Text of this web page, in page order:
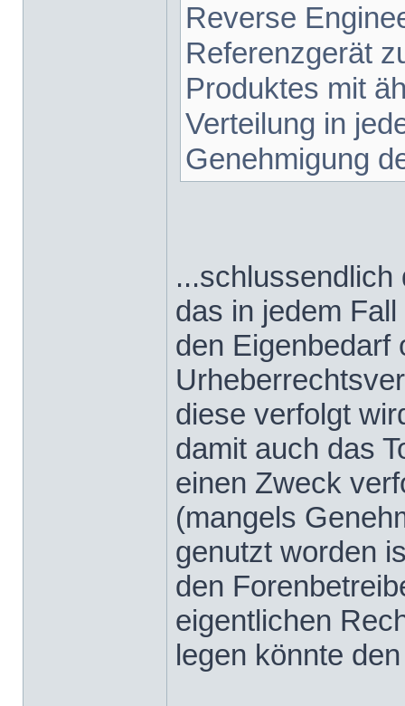
Reverse
Referenzgerät
Produktes mit
Verteilung in
Genehmigung
das in jedem
den Eigenbedarf
diese verfolgt
damit auch das
einen Zweck
(mangels
genutzt worden
den
eigentlichen
legen könnte